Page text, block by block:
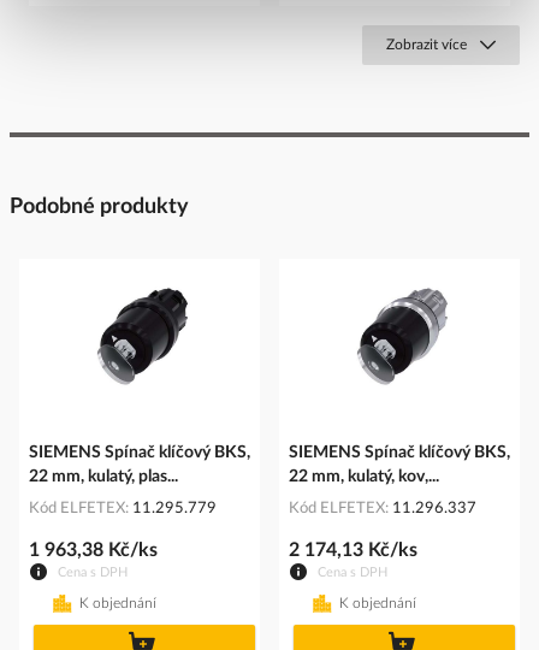
Zobrazit více
Podobné produkty
SIEMENS Spínač klíčový BKS,
22 mm, kulatý, plas...
Kód ELFETEX 11.295.779
Cena s DPH
1 963,38 Kč/ks
K objednání
SIEMENS Spínač klíčový BKS,
22 mm, kulatý, kov,...
Kód ELFETEX 11.296.337
Cena s DPH
2 174,13 Kč/ks
K objednání